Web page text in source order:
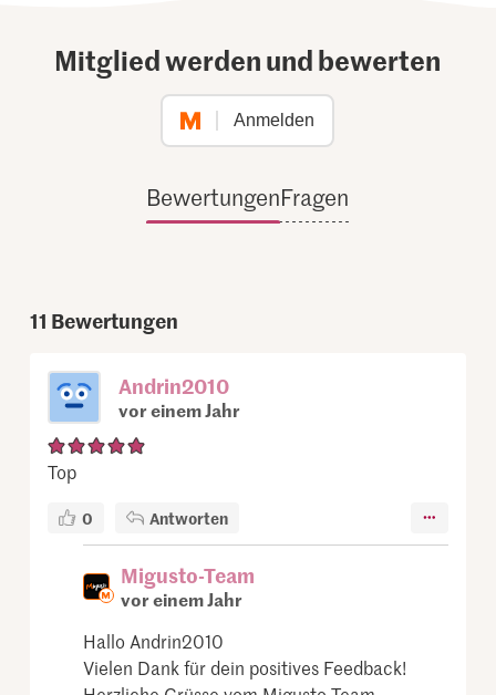
Mitglied werden und bewerten
Anmelden
BewertungenFragen
11 Bewertungen
Andrin2010
vor einem Jahr
Top
0 Antworten
Migusto-Team
vor einem Jahr
Hallo Andrin2010
Vielen Dank für dein positives Feedback!